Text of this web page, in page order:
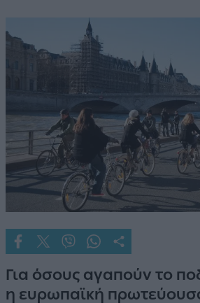
Για όσους αγαπούν το
η ευρωπαϊκή